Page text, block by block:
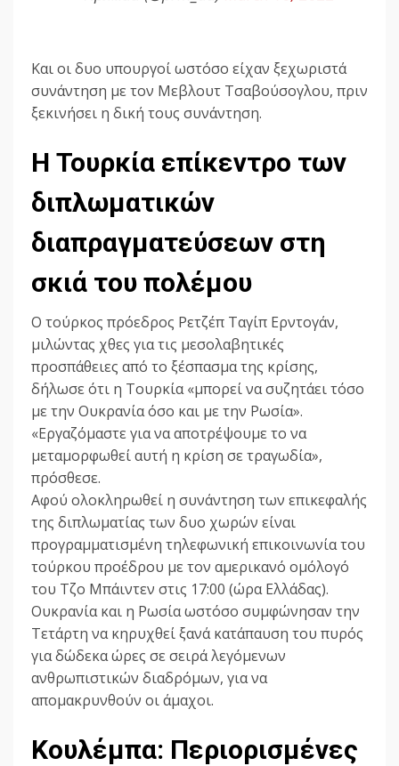
Και οι δυο υπουργοί ωστόσο είχαν ξεχωριστά
συνάντηση με τον Μεβλουτ Τσαβούσογλου, πριν
ξεκινήσει η δική τους συνάντηση.
Η Τουρκία επίκεντρο των
διπλωματικών
διαπραγματεύσεων στη
σκιά του πολέμου
Ο τούρκος πρόεδρος Ρετζέπ Ταγίπ Ερντογάν,
μιλώντας χθες για τις μεσολαβητικές
προσπάθειες από το ξέσπασμα της κρίσης,
δήλωσε ότι η Τουρκία «μπορεί να συζητάει τόσο
με την Ουκρανία όσο και με την Ρωσία».
«Εργαζόμαστε για να αποτρέψουμε το να
μεταμορφωθεί αυτή η κρίση σε τραγωδία»,
πρόσθεσε.
Αφού ολοκληρωθεί η συνάντηση των επικεφαλής
της διπλωματίας των δυο χωρών είναι
προγραμματισμένη τηλεφωνική επικοινωνία του
τούρκου προέδρου με τον αμερικανό ομόλογό
του Τζο Μπάιντεν στις 17:00 (ώρα Ελλάδας).
Ουκρανία και η Ρωσία ωστόσο συμφώνησαν την
Τετάρτη να κηρυχθεί ξανά κατάπαυση του πυρός
για δώδεκα ώρες σε σειρά λεγόμενων
ανθρωπιστικών διαδρόμων, για να
απομακρυνθούν οι άμαχοι.
Κουλέμπα: Περιορισμένες